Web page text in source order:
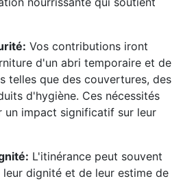
Vos contributions iront
d'un abri temporaire et de
telles que des couvertures, des
d'hygiène. Ces nécessités
un impact significatif sur leur
L'itinérance peut souvent
dignité et de leur estime de